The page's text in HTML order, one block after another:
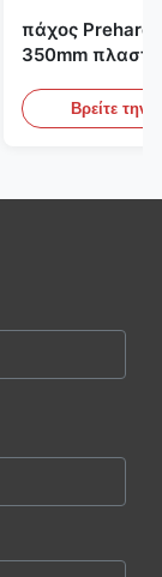
πάχος
350mm
Βρείτε την